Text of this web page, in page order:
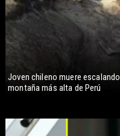
Joven chileno muere escalando
montaña más alta de Perú